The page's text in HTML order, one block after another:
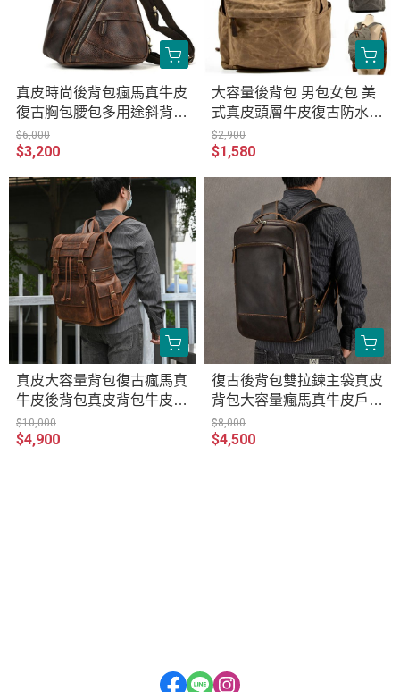
真皮時尚後背包瘋馬真牛皮
復古胸包腰包多用途斜背包
頭層牛皮側背包 原創職匠
復古全真皮包 JP113-5001
$6,000
$3,200
大容量後背包 男包女包 美
式真皮頭層牛皮復古防水包
帆布包MH079-6023
$2,900
$1,580
真皮大容量背包復古瘋馬真
牛皮後背包真皮背包牛皮旅
行包 適用18吋以下筆電平
板 原創職匠復古全真皮包 J
$10,000
$4,900
復古後背包雙拉鍊主袋真皮
背包大容量瘋馬真牛皮戶外
旅行包休閒電腦包 適用16
吋以下筆電平板 原創職匠
$8,000
$4,500